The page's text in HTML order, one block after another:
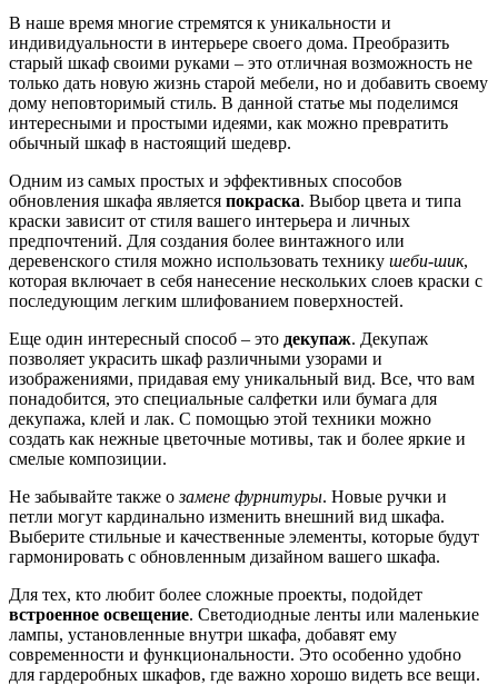
В наше время многие стремятся к уникальности и
индивидуальности в интерьере своего дома. Преобразить
старый шкаф своими руками – это отличная возможность не
только дать новую жизнь старой мебели, но и добавить своему
дому неповторимый стиль. В данной статье мы поделимся
интересными и простыми идеями, как можно превратить
обычный шкаф в настоящий шедевр.
Одним из самых простых и эффективных способов
обновления шкафа является покраска. Выбор цвета и типа
краски зависит от стиля вашего интерьера и личных
предпочтений. Для создания более винтажного или
деревенского стиля можно использовать технику шеби-шик,
которая включает в себя нанесение нескольких слоев краски с
последующим легким шлифованием поверхностей.
Еще один интересный способ – это декупаж. Декупаж
позволяет украсить шкаф различными узорами и
изображениями, придавая ему уникальный вид. Все, что вам
понадобится, это специальные салфетки или бумага для
декупажа, клей и лак. С помощью этой техники можно
создать как нежные цветочные мотивы, так и более яркие и
смелые композиции.
Не забывайте также озамене фурнитуры. Новые ручки и
петли могут кардинально изменить внешний вид шкафа.
Выберите стильные и качественные элементы, которые будут
гармонировать с обновленным дизайном вашего шкафа.
Для тех, кто любит более сложные проекты, подойдет
встроенное освещение. Светодиодные ленты или маленькие
лампы, установленные внутри шкафа, добавят ему
современности и функциональности. Это особенно удобно
для гардеробных шкафов, где важно хорошо видеть все вещи.